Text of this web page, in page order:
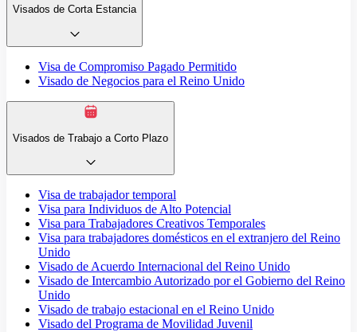
Visados de Corta Estancia
Visa de Compromiso Pagado Permitido
Visado de Negocios para el Reino Unido
Visados de Trabajo a Corto Plazo
Visa de trabajador temporal
Visa para Individuos de Alto Potencial
Visa para Trabajadores Creativos Temporales
Visa para trabajadores domésticos en el extranjero del Reino
Unido
Visado de Acuerdo Internacional del Reino Unido
Visado de Intercambio Autorizado por el Gobierno del Reino
Unido
Visado de trabajo estacional en el Reino Unido
Visado del Programa de Movilidad Juvenil